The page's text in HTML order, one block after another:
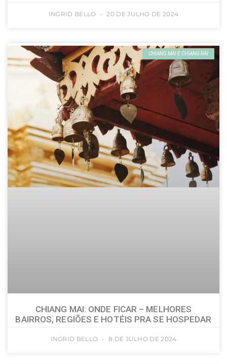
INGRID BELLO 20 DE JULHO DE 2024
CHIANG MAI E CHIANG RAI
CHIANG MAI: ONDE FICAR – MELHORES
BAIRROS, REGIÕES E HOTÉIS PRA SE HOSPEDAR
INGRID BELLO 8 DE JULHO DE 2024